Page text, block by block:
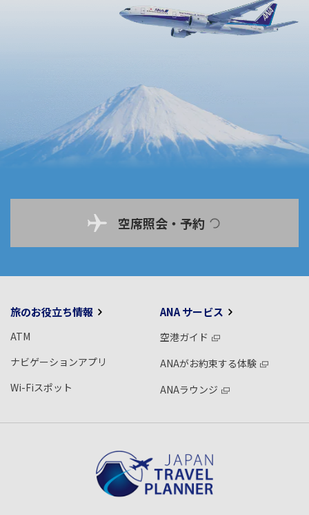
空席照会・予約
旅のお役立ち情報
ATM
ナビゲーションアプリ
Wi-Fiスポット
ANA サービス
空港ガイド
ANAがお約束する体験
ANAラウンジ